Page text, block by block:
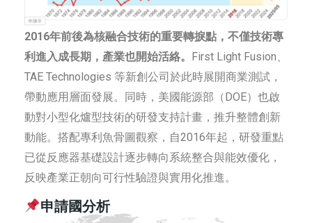
2016年前後為核融合技術的重要轉捩點，不僅技術專
利進入成長期，產業也開始活絡。 First Light Fusion、
TAE Technologies 等新創公司於此時展開商業測試，
帶動應用層面發展。同時，美國能源部（DOE）也啟
動對小型化爐型技術的研發支持計畫，推升整體創新
動能。搭配專利魚骨圖觀察，自2016年起，研發重點
已從反應器基礎設計逐步轉向系統整合與能效優化，
反映產業正朝向可行性驗證與實用化推進。
申請國分析